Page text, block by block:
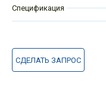
Спецификация
СДЕЛАТЬ ЗАПРОС